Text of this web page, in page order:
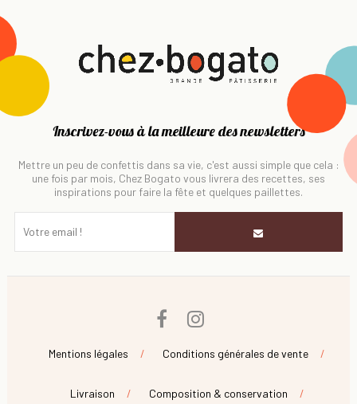
Inscrivez-vous à la meilleure des newsletters
Mettre un peu de confettis dans sa vie, c'est aussi simple que cela :
une fois par mois, Chez Bogato vous livrera des recettes, ses
inspirations pour faire la fête et quelques paillettes.
Facebook
Mentions légales Conditions générales de vente
Livraison Composition & conservation